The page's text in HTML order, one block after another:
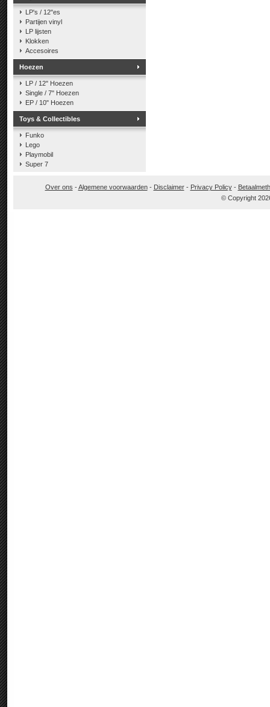
LP's / 12"es
Partijen vinyl
LP lijsten
Klokken
Accesoires
Hoezen
LP / 12" Hoezen
Single / 7" Hoezen
EP / 10" Hoezen
Toys & Collectibles
Funko
Lego
Playmobil
Super 7
Over ons -Algemene voorwaarden- Disclaimer- Privacy Policy-
© Copyright